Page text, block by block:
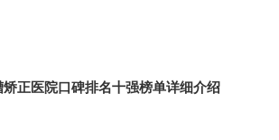
正医院口碑排名十强榜单详细介绍